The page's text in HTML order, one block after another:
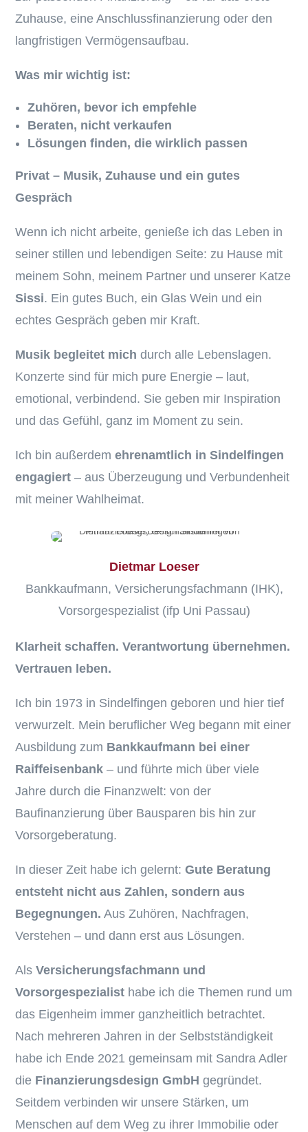
Zuhause, eine Anschlussfinanzierung oder den
langfristigen Vermögensaufbau.
Was mir wichtig ist:
Zuhören, bevor ich empfehle
Beraten, nicht verkaufen
Lösungen finden, die wirklich passen
Privat – Musik, Zuhause und ein gutes
Gespräch
Wenn ich nicht arbeite, genieße ich das Leben in
seiner stillen und lebendigen Seite: zu Hause mit
meinem Sohn, meinem Partner und unserer Katze
Sissi. Ein gutes Buch, ein Glas Wein und ein
echtes Gespräch geben mir Kraft.
Musik begleitet mich durch alle Lebenslagen.
Konzerte sind für mich pure Energie – laut,
emotional, verbindend. Sie geben mir Inspiration
und das Gefühl, ganz im Moment zu sein.
Ich bin außerdemehrenamtlich in Sindelfingen
engagiert – aus Überzeugung und Verbundenheit
mit meiner Wahlheimat.
Dietmar Loeser
Bankkaufmann, Versicherungsfachmann (IHK),
Vorsorgespezialist (ifp Uni Passau)
Klarheit schaffen. Verantwortung übernehmen.
Vertrauen leben.
Ich bin 1973 in Sindelfingen geboren und hier tief
verwurzelt. Mein beruflicher Weg begann mit einer
Ausbildung zum Bankkaufmann bei einer
Raiffeisenbank – und führte mich über viele
Jahre durch die Finanzwelt: von der
Baufinanzierung über Bausparen bis hin zur
Vorsorgeberatung.
In dieser Zeit habe ich gelernt:Gute Beratung
entsteht nicht aus Zahlen, sondern aus
Begegnungen. Aus Zuhören, Nachfragen,
Verstehen – und dann erst aus Lösungen.
AlsVersicherungsfachmann und
Vorsorgespezialist habe ich die Themen rund um
das Eigenheim immer ganzheitlich betrachtet.
Nach mehreren Jahren in der Selbstständigkeit
habe ich Ende 2021 gemeinsam mit Sandra Adler
die Finanzierungsdesign GmbH gegründet.
Seitdem verbinden wir unsere Stärken, um
Menschen auf dem Weg zu ihrer Immobilie oder